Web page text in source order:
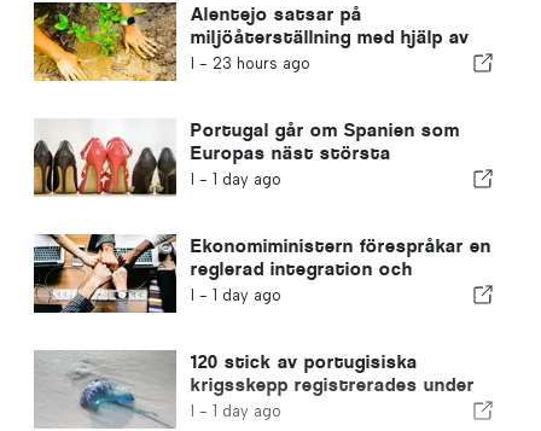
Alentejo satsar på
miljöåterställning med hjälp av
EU-medel
I - 23 hours ago
Portugal går om Spanien som
Europas näst största
skotillverkare
I - 1 day ago
Ekonomiministern förespråkar en
reglerad integration och
garanterar en snabbare väg för
I - 1 day ago
120 stick av portugisiska
krigsskepp registrerades under
en enda dag
I - 1 day ago